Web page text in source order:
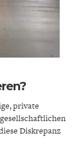
private
Diskrepanz